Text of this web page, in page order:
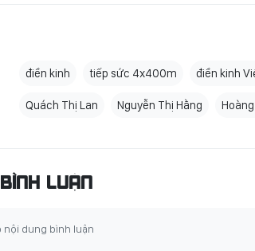
điền kinh tiếp sức 4x400m điền kinh
Quách Thị Lan Nguyễn Thị Hằng
BÌNH LUẬN